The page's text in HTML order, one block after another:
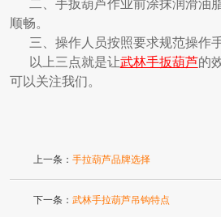
二、手扳葫芦作业前涂抹润滑油
顺畅。
三、操作人员按照要求规范操作
以上三点就是让武林手扳葫芦的
可以关注我们。
上一条： 手拉葫芦品牌选择
下一条： 武林手拉葫芦吊钩特点